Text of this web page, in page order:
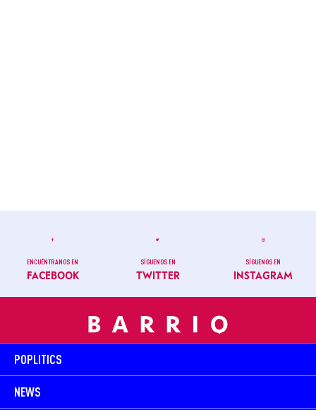
ENCUÉNTRANOS EN
FACEBOOK
SÍGUENOS EN
TWITTER
SÍGUENOS EN
INSTAGRAM
POPLITICS
NEWS